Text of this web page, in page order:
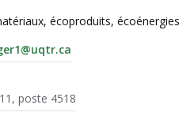
écoproduits, écoénergies
poste 4518